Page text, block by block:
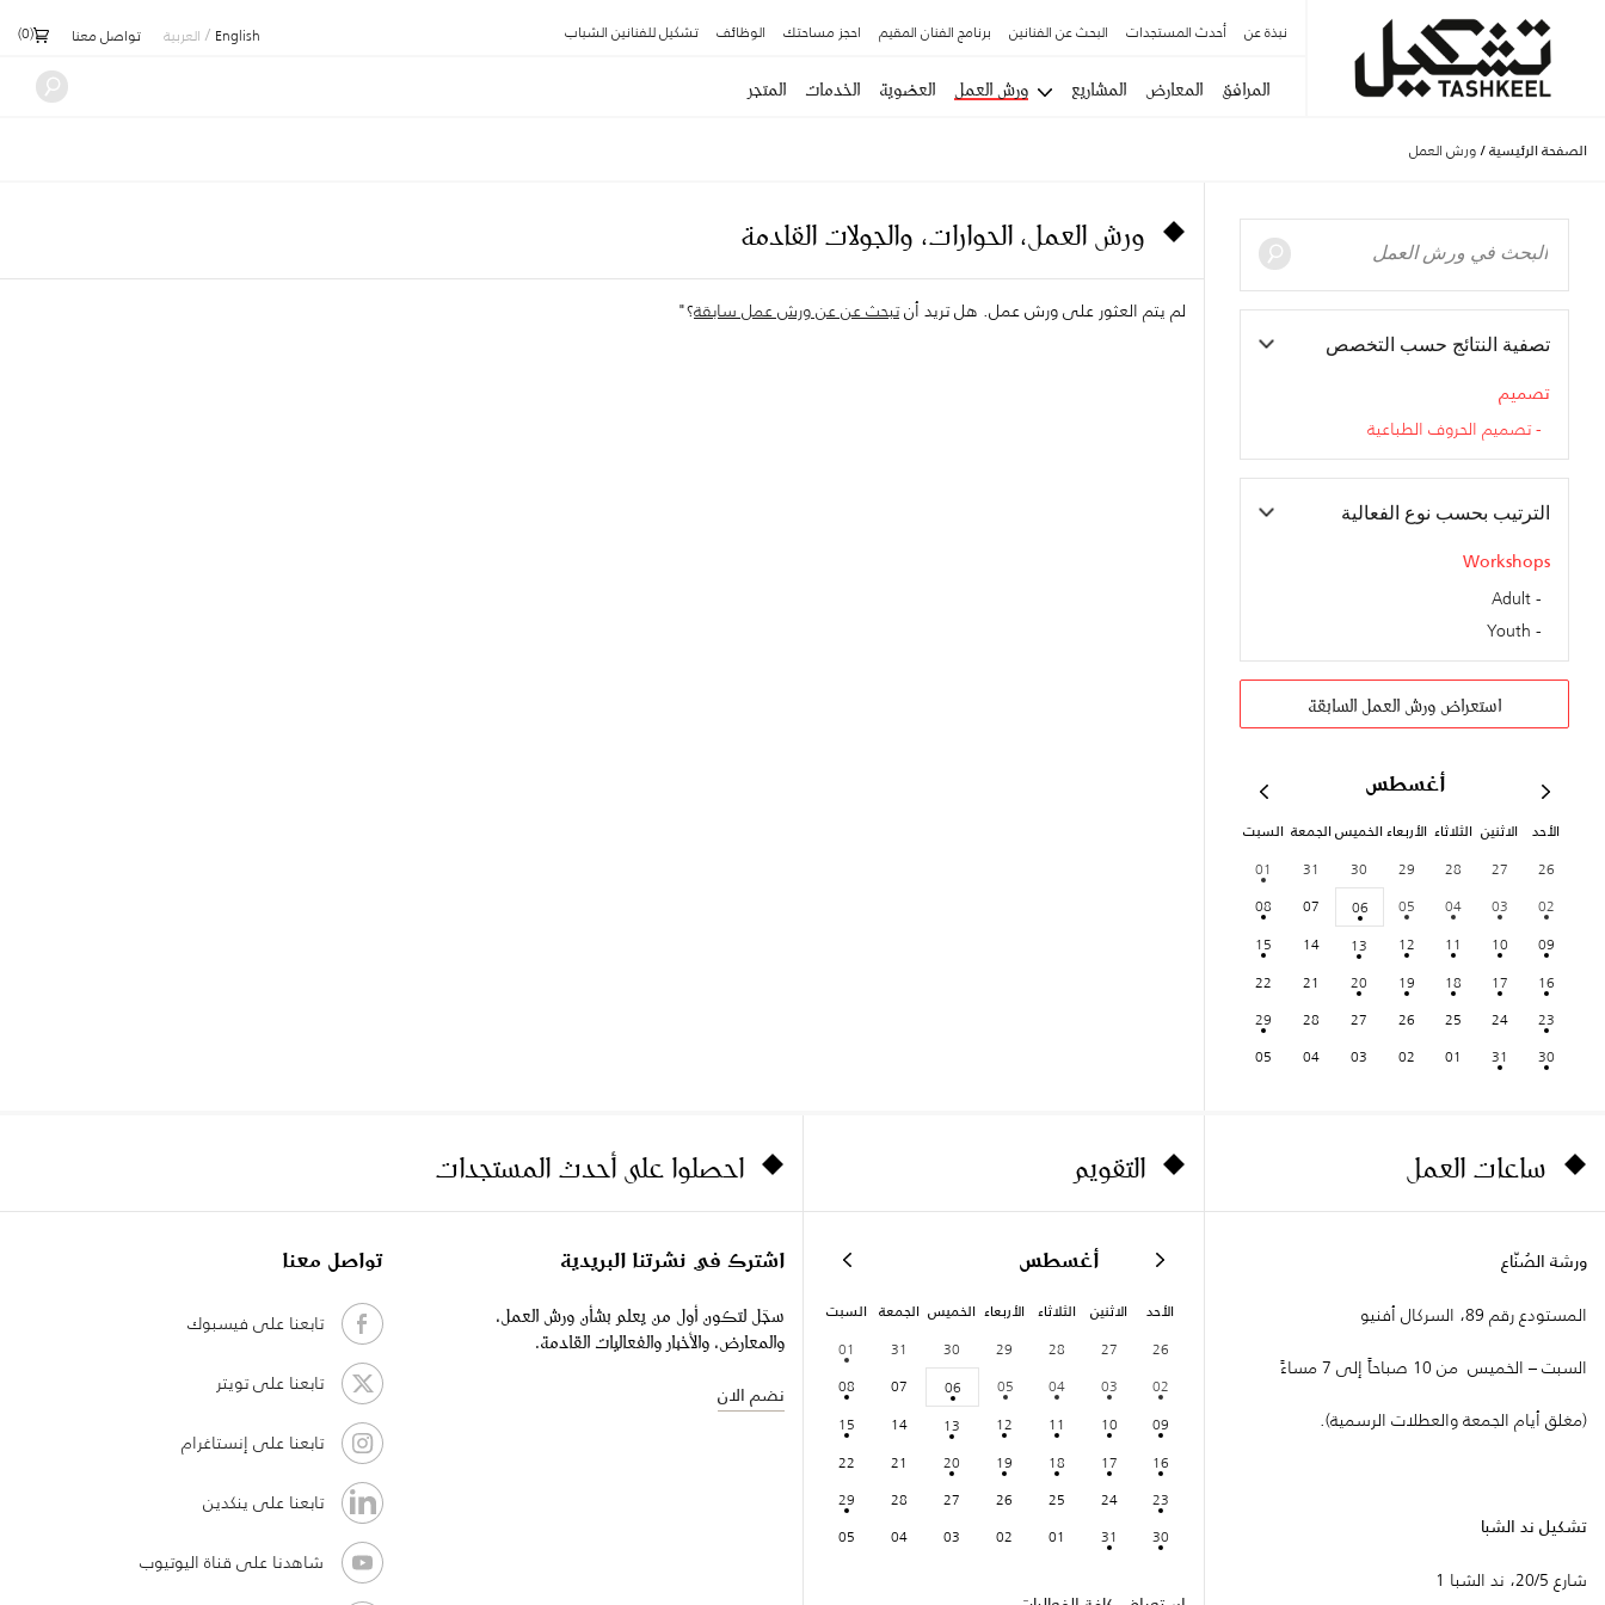
نبذة عن أحدث المستجدات البحث عن الفنانين برنامج الفنان المقيم احجز مساحتك الوظائف تشكيل للفنانين الشباب English
/ العربية تواصل معنا (
0
)
المرافق المعارض المشاريع ورش العمل العضوية الخدمات المتجر
الصفحة الرئيسية / ورش العمل
تصفية النتائج حسب التخصص
تصميم
تصميم الحروف الطباعية
الترتيب بحسب نوع الفعالية
Workshops
Adult
Youth
استعراض ورش العمل السابقة
أغسطس
الأحد الاثنين الثلاثاء الأربعاءالخميسالجمعة السبت
26
27
28
29
30
31
01
02
03
04
05
06
07
08
09
10
11
12
13
14
15
16
17
18
19
20
21
22
23
24
25
26
27
28
29
30
31
01
02
03
04
05
ورش العمل، الحوارات، والجولات القادمة
لم يتم العثور على ورش عمل. هل تريد أنتبحث عن عن ورش عمل سابقة؟"
ساعات العمل
ورشة الصُنّاع
المستودع رقم 89، السركال أفنيو
السبت – الخميس من 10 صباحاً إلى 7 مساءً
(مغلق أيام الجمعة والعطلات الرسمية).
تشكيل ند الشبا
شارع 20/5، ند الشبا 1
التقويم
أغسطس
الأحد الاثنين الثلاثاء الأربعاء الخميس الجمعة السبت
26
27
28
29
30
31
01
02
03
04
05
06
07
08
09
10
11
12
13
14
15
16
17
18
19
20
21
22
23
24
25
26
27
28
29
30
31
01
02
03
04
05
احصلوا على أحدث المستجدات
اشترك في نشرتنا البريدية
سجّل لتكون أول من يعلم بشأن ورش العمل،
والمعارض، والأخبار والفعاليات القادمة.
نضم الان
تواصل معنا
تابعنا على فيسبوك
تابعنا على تويتر
تابعنا على إنستاغرام
تابعنا على ينكدين
شاهدنا على قناة اليوتيوب